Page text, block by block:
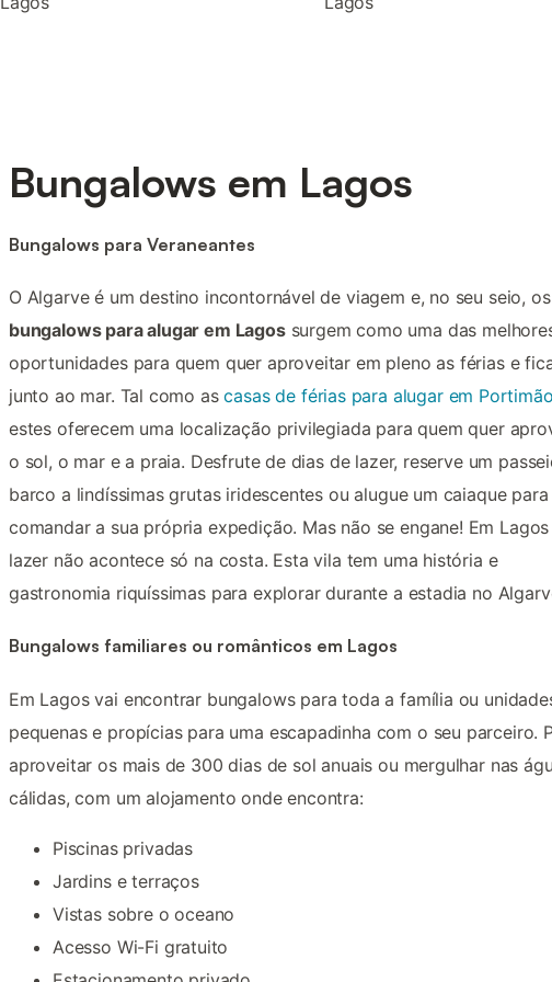
Bungalows em Lagos
Bungalows para Veraneantes
O Algarve é um destino incontornável de viagem e, no seu seio, os
bungalows para alugar em Lagossurgem como uma das
oportunidades para quem quer aproveitar em pleno as férias e
junto ao mar. Tal como ascasas de férias para alugar em Portimão
estes oferecem uma localização privilegiada para quem quer
o sol, o mar e a praia. Desfrute de dias de lazer, reserve um
barco a lindíssimas grutas iridescentes ou alugue um caiaque para
comandar a sua própria expedição. Mas não se engane! Em
lazer não acontece só na costa. Esta vila tem uma história e
gastronomia riquíssimas para explorar durante a estadia no
Bungalows familiares ou românticos em Lagos
Em Lagos vai encontrar bungalows para toda a família ou
pequenas e propícias para uma escapadinha com o seu parceiro.
aproveitar os mais de 300 dias de sol anuais ou mergulhar nas
cálidas, com um alojamento onde encontra:
Piscinas privadas
Jardins e terraços
Vistas sobre o oceano
Acesso Wi-Fi gratuito